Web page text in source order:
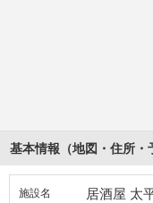
基本情報（地図・住所・
施設名 居酒屋 太